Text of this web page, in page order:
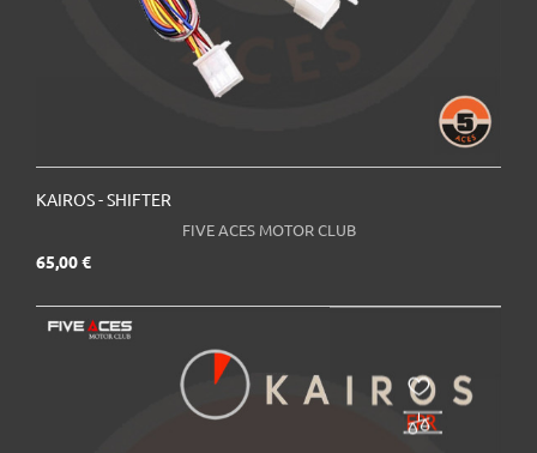
KAIROS - SHIFTER
FIVE ACES MOTOR CLUB
65,00 €Prix